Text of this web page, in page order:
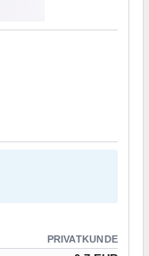
PRIVATKUNDE